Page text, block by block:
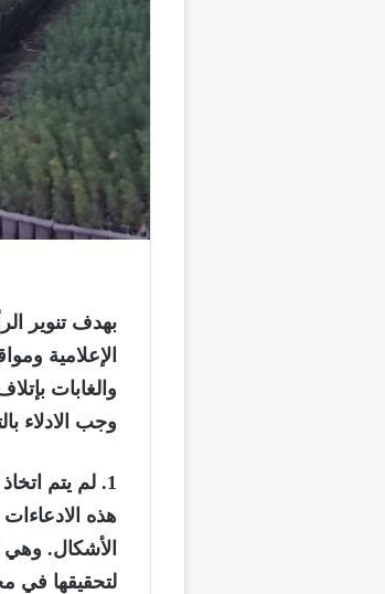
بهدف تنوير
الإعلامية
والغابات بإتلاف 940000 شتلة صنوبر بمشتل غابوي يتواجد بإقليم
وجب الادلاء
1. لم يتم
هذه
الأشكال. وهي
لتحقيقها في